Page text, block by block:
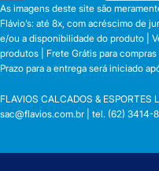
As imagens deste site são
Flávio’s: até 8x, com acréscimo de
e/ou a disponibilidade do produto |
produtos | Frete Grátis para
Prazo para a entrega será iniciado
FLAVIOS CALCADOS &
sac@flavios.com.br | tel. (62) 3414-